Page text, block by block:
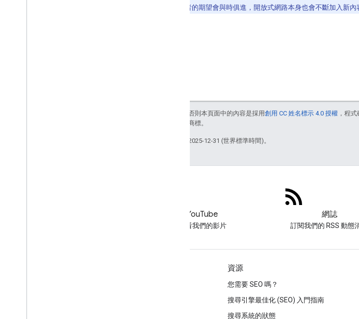
新，因為使用者的期望會與時俱進，開放式網路本身也會不斷加入新
除非另有註明，否則本頁面中的內容是採用創用 CC 姓名標示 4.0 授權 ，程
關聯企業的註冊商標。
上次更新時間：2025-12-31 (世界標準時間)。
YouTube
觀看我們的影片
網誌
訂閱我們的 RSS 動態
資源
您需要 SEO 嗎？
搜尋引擎最佳化 (SEO) 入門指南
搜尋系統的狀態